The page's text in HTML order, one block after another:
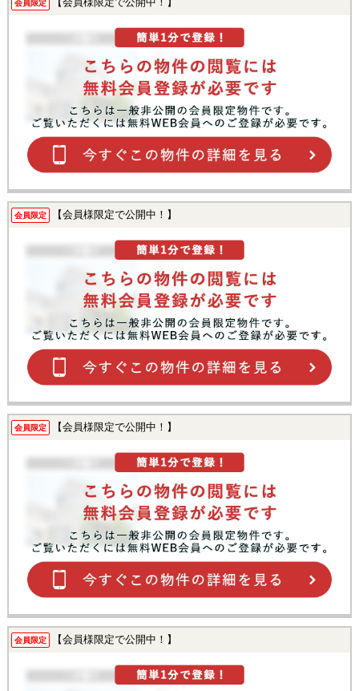
会員限定
会員限定 【会員様限定で公開中！】
会員限定 【会員様限定で公開中！】
会員限定 【会員様限定で公開中！】